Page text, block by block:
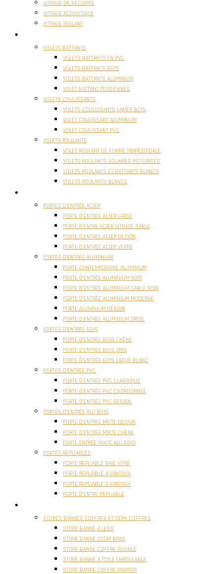
VITRAGE DE SECURITE
VITRAGE ACOUSTIQUE
VITRAGE ISOLANT
VOLETS BATTANTS
VOLETS BATTANTS EN PVC
VOLETS BATTANTS BOIS
VOLETS BATTANTS ALUMINIUM
VOLET BATTANT PERSIENNES
VOLETS COULISSANTS
VOLETS COULISSANTS LAMES BOIS
VOLET COULISSANT ALUMINIUM
VOLET COULISSANT PVC
VOLETS ROULANTS
VOLET ROULANT DE FORME TRAPÉZOÏDALE
VOLETS ROULANTS SOLAIRES MOTORISÉS
VOLETS ROULANTS ET BATTANTS BLANCS
VOLETS ROULANTS BLANCS
PORTES D’ENTRÉE ACIER
PORTE D’ENTREE ACIER LARGE
PORTE D’ENTRE ACIER VITRAGE SABLE
PORTE D’ENTREE ACIER DESIGN
PORTE D’ENTREE ACIER VERRE
PORTES D’ENTRÉE ALUMINIUM
PORTE CONTEMPORAINE ALUMINIUM
PORTE D’ENTRÉE ALUMINIUM NOIR
PORTE D’ENTRÉE ALUMINIUM SABLE NOIR
PORTE D’ENTRÉE ALUMINIUM MODERNE
PORTE ALUMINIUM DESIGN
PORTE D’ENTRÉE ALUMINIUM GRISE
PORTES D’ENTRÉE BOIS
PORTE D’ENTRÉE BOIS CHÊNE
PORTE D’ENTRÉE BOIS GRIS
PORTE D’ENTRÉE BOIS LAQUÉ BLANC
PORTES D’ENTRÉE PVC
PORTE D’ENTRÉE PVC CLASSIQUE
PORTE D’ENTRÉE PVC COORDONNÉE
PORTE D’ENTRÉE PVC DESIGN
PORTES D’ENTRÉE ALU BOIS
PORTE D’ENTRÉE MIXTE DESIGN
PORTE D’ENTRÉE MIXTE CHÊNE
PORTE ENTRÉE MIXTE ALU BOIS
PORTES REPLIABLES
PORTE REPLIABLE BAIE VITRÉ
PORTE REPLIABLE 4 VANTAUX
PORTE REPLIABLE 3 VANTAUX
PORTE D’ENTRE REPLIABLE
STORES BANNES COFFRES ET SEMI-COFFRES
STORE BANNE À LEDS
STORE BANNE ZOOM BRAS
STORE BANNE COFFRE DOUBLE
STORE BANNE À TOILE ENROULABLE
STORE BANNE COFFRE MARRON